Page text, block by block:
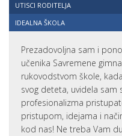
UTISCI RODITELJA
IDEALNA ŠKOLA
Prezadovoljna sam i
učenika Savremene
rukovodstvom škole,
svog deteta, uvidela sam
profesionalizma
pristupom, idejama i
kod nas! Ne treba Vam